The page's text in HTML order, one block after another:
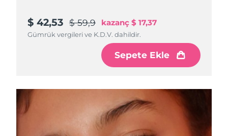
$ 42,53 $ 59,9 kazanç $ 17,37
Gümrük vergileri ve K.D.V. dahildir.
Sepete Ekle